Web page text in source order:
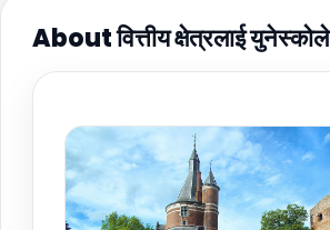
About वित्तीय क्षेत्रलाई युनेस्कोले